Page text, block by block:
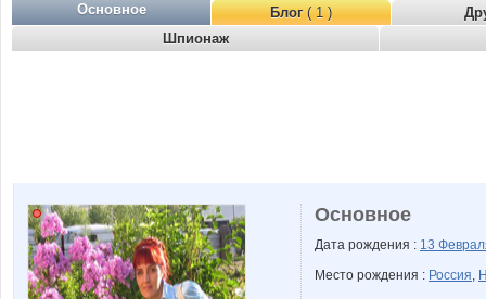
Основное Блог( 1 )
Шпионаж
Основное
Дата рождения : 13
Место рождения : Россия,